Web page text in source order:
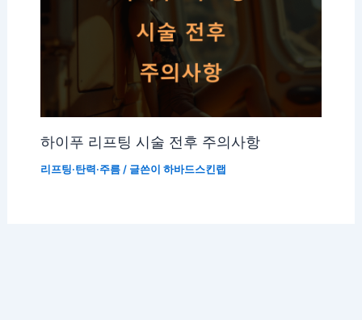
하이푸 리프팅 시술 전후 주의사항
리프팅·탄력·주름/ 글쓴이 하바드스킨랩